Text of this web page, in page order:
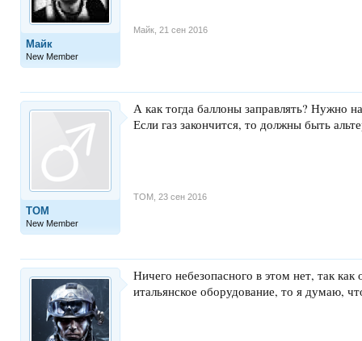
Майк
New Member
Майк 21 сен 2016
TOM
New Member
А как тогда баллоны заправлять? Нужно
Если газ закончится, то должны быть
TOM 23 сен 2016
Ничего небезопасного в этом нет, так
итальянское оборудование, то я думаю,